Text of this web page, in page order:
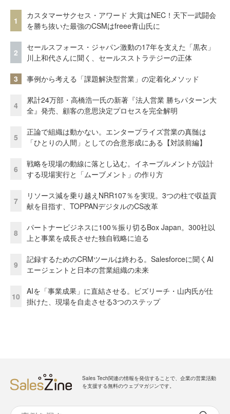
1
カスタマーサクセス・アワード 大賞はNEC！天下一武闘会
を勝ち抜いた最強のCSMはfreee青山氏に
2
セールスフォース・ジャパン激動の17年を支えた「黒衣」
川上和代さんに聞く、セールスストラテジーの正体
3 事例から考える「課題解決型営業」の定着化メソッド
4
累計24万部・高橋浩一氏の新著『法人営業 勝ちパターン大
全』発売、顧客の意思決定プロセスを完全解明
5
正論で組織は動かない。エンタープライズ営業の真髄は
「ひとりの人間」としての合意形成にある【対談前編】
6
戦略を現場の動線に落とし込む。イネーブルメントが設計
する現場実行と「ムーブメント」の作り方
7
リソース減を乗り越えNRR107％を実現。3つの柱で収益貢
献を目指す、TOPPANデジタルのCS改革
8
パートナービジネスに100％振り切るBox Japan。300社以
上と事業を成長させた独自戦略に迫る
9
記録するためのCRMツールは終わる。Salesforceに聞くAI
エージェントと日本の営業組織の未来
10
AIを「事業成果」に直結させる。ビズリーチ・山内氏が仕
掛けた、現場を自走させる3つのステップ
Sales Tech関連の情報を発信することで、企業の営業活動
を支援する無料のウェブマガジンです。